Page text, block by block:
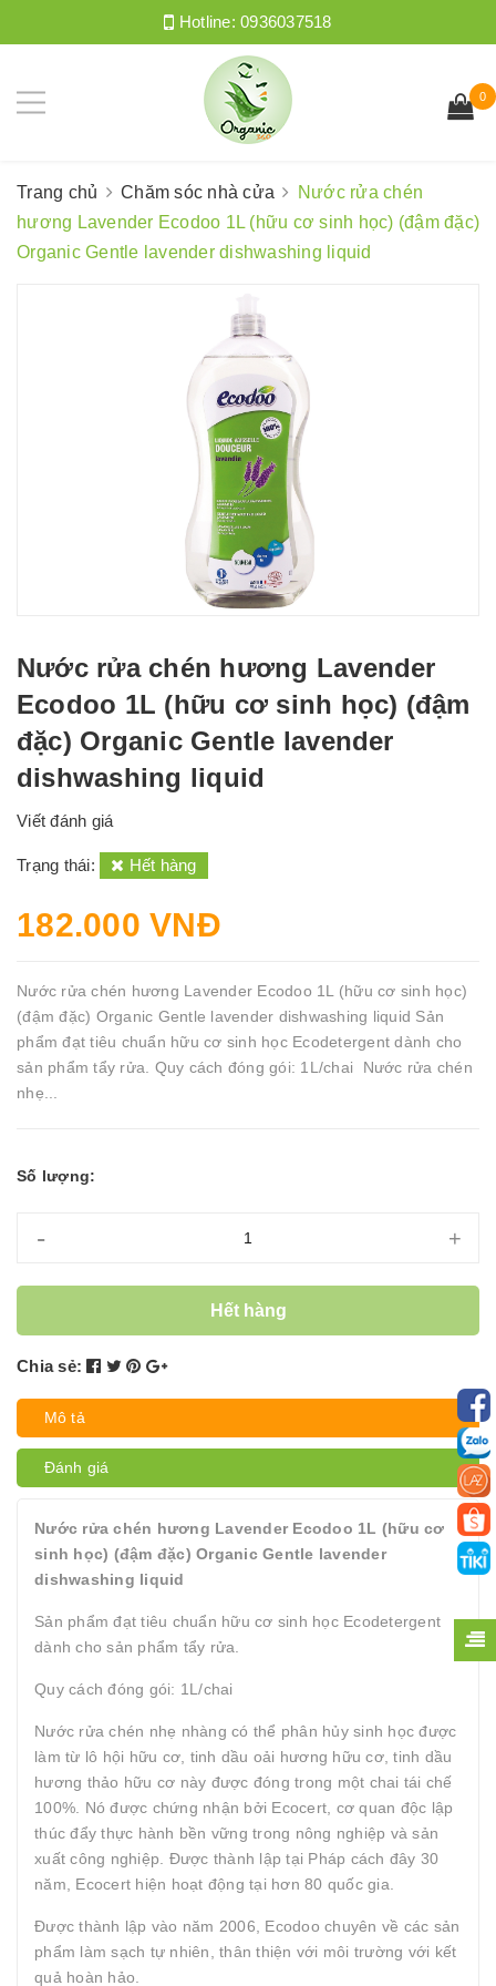
Hotline:0936037518
0
Trang chủ Chăm sóc nhà cửa
Nước rửa chén
hương Lavender Ecodoo 1L (hữu cơ sinh học) (đậm đặc)
Organic Gentle lavender dishwashing liquid
Nước rửa chén hương Lavender
Ecodoo 1L (hữu cơ sinh học) (đậm
đặc) Organic Gentle lavender
dishwashing liquid
Viết đánh giá
Trạng thái: Hết hàng
182.000 VNĐ
Nước rửa chén hương Lavender Ecodoo 1L (hữu cơ sinh học)
(đậm đặc) Organic Gentle lavender dishwashing liquid Sản
phẩm đạt tiêu chuẩn hữu cơ sinh học Ecodetergent dành cho
sản phẩm tẩy rửa. Quy cách đóng gói: 1L/chai Nước rửa chén
nhẹ...
Số lượng:
- +
Hết hàng
Chia sẻ:
Mô tả
Đánh giá
Nước rửa chén hương Lavender Ecodoo 1L (hữu cơ
sinh học) (đậm đặc) Organic Gentle lavender
dishwashing liquid
Sản phẩm đạt tiêu chuẩn hữu cơ sinh học Ecodetergent
dành cho sản phẩm tẩy rửa.
Quy cách đóng gói: 1L/chai
Nước rửa chén nhẹ nhàng có thể phân hủy sinh học được
làm từ lô hội hữu cơ, tinh dầu oải hương hữu cơ, tinh dầu
hương thảo hữu cơ này được đóng trong một chai tái chế
100%. Nó được chứng nhận bởi Ecocert, cơ quan độc lập
thúc đẩy thực hành bền vững trong nông nghiệp và sản
xuất công nghiệp. Được thành lập tại Pháp cách đây 30
năm, Ecocert hiện hoạt động tại hơn 80 quốc gia.
Được thành lập vào năm 2006, Ecodoo chuyên về các sản
phẩm làm sạch tự nhiên, thân thiện với môi trường với kết
quả hoàn hảo.